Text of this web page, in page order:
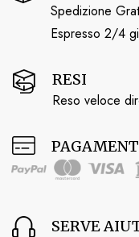
Spedizione
Espresso 2/4
RESI
Reso veloce
SERVE